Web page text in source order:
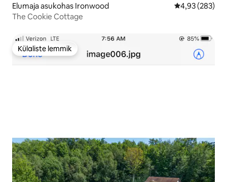
Elumaja asukohas Ironwood Keskmine
4,93 (283)
The Cookie Cottage
Külaliste lemmik
Külaliste lemmik